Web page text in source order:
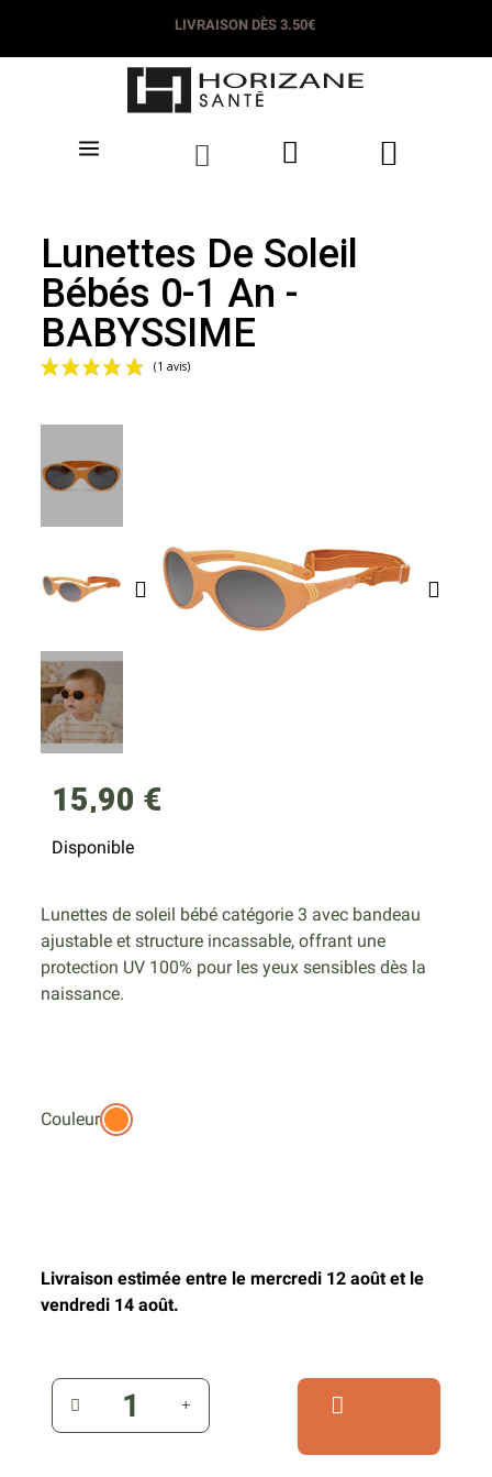
LIVRAISON DÈS 3.50€
Lunettes De Soleil
Bébés 0-1 An -
BABYSSIME
15,90 €
Disponible
Lunettes de soleil bébé catégorie 3 avec bandeau
ajustable et structure incassable, offrant une
protection UV 100% pour les yeux sensibles dès la
naissance.
Couleur
Livraison estimée entre le mercredi 12 août et le
vendredi 14 août.